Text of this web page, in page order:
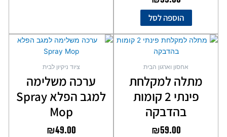
הוספה לסל
אחסון וארגון הבית
מתלה למקלחת
פינתי 2 קומות
בהדבקה
₪59.00
למוצר
סוגים.
ניתן
ציוד ניקיון לבית
ערכה משלימה
למגב הפלא Spray
Mop
₪49.00